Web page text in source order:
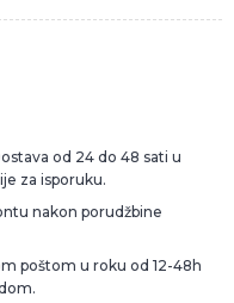
od 24 do 48 sati u
za isporuku.
nakon porudžbine
poštom u roku od 12-48h